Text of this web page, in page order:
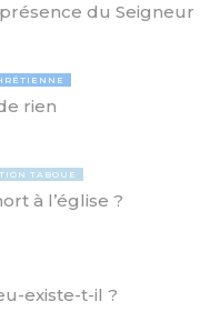
du Seigneur
rien
TABOUE
à l’église ?
existe-t-il ?